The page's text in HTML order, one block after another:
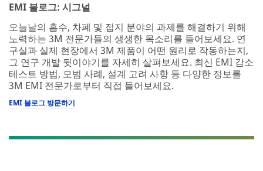
EMI 블로그: 시그널
오늘날의 흡수, 차폐 및 접지 분야의 과제를 해결하기 위해
노력하는 3M 전문가들의 생생한 목소리를 들어보세요. 연
구실과 실제 현장에서 3M 제품이 어떤 원리로 작동하는지,
그 연구 개발 뒷이야기를 자세히 살펴보세요. 최신 EMI 감소
테스트 방법, 모범 사례, 설계 고려 사항 등 다양한 정보를
3M EMI 전문가로부터 직접 들어보세요.
EMI 블로그 방문하기